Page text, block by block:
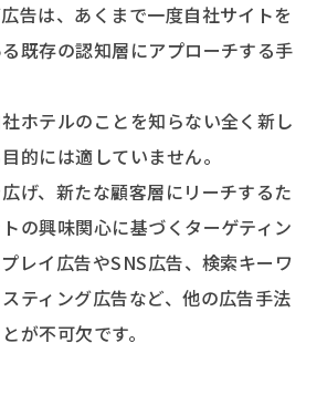
告は、あくまで一度自社サイトを
既存の認知層にアプローチする手
ホテルのことを知らない全く新し
的には適していません。
げ、新たな顧客層にリーチするた
の興味関心に基づくターゲティン
レイ広告やSNS広告、検索キーワ
ティング広告など、他の広告手法
が不可欠です。